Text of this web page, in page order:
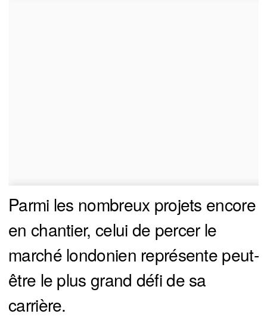
Parmi les nombreux projets encore
en chantier, celui de percer le
marché londonien représente peut-
être le plus grand défi de sa
carrière.